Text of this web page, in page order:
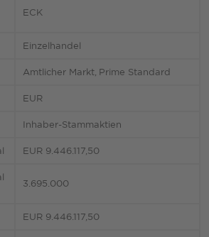
ECK
Einzelhandel
Amtlicher Markt, Prime Standard
EUR
Inhaber-Stammaktien
EUR 9.446.117,50
3.695.000
EUR 9.446.117,50